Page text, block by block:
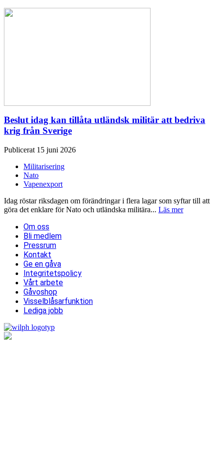
Beslut idag kan tillåta utländsk militär att bedriva
krig från Sverige
Publicerat 15 juni 2026
Militarisering
Nato
Vapenexport
Idag röstar riksdagen om förändringar i flera lagar som syftar till att
göra det enklare för Nato och utländska militära... Läs mer
Om oss
Bli medlem
Pressrum
Kontakt
Ge en gåva
Integritetspolicy
Vårt arbete
Gåvoshop
Visselblåsarfunktion
Lediga jobb